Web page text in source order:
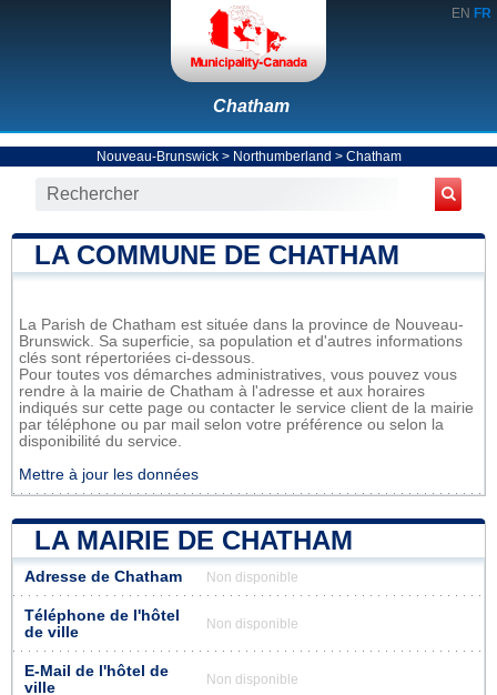
EN FR
Chatham
Nouveau-Brunswick> Northumberland > Chatham
LA COMMUNE DE CHATHAM
La Parish de Chatham est située dans la province de Nouveau-
Brunswick. Sa superficie, sa population et d'autres informations
clés sont répertoriées ci-dessous.
Pour toutes vos démarches administratives, vous pouvez vous
rendre à la mairie de Chatham à l'adresse et aux horaires
indiqués sur cette page ou contacter le service client de la mairie
par téléphone ou par mail selon votre préférence ou selon la
disponibilité du service.
Mettre à jour les données
LA MAIRIE DE CHATHAM
Adresse de Chatham Non disponible
Téléphone de l'hôtel
de ville
Non disponible
E-Mail de l'hôtel de
ville
Non disponible